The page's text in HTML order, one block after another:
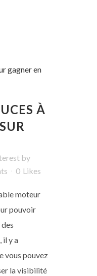
À
by
0 Likes
moteur
pouvoir
il y a
vous pouvez
la visibilité